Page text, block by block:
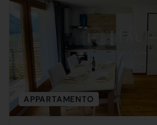
APPARTAMENTO